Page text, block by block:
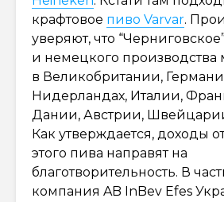
крафтовое пиво Varvar.
уверяют, что
и немецкого производства
в Великобритании,
Нидерландах, Италии,
Дании, Австрии,
Как утверждается, доходы
этого пива направят на
благотворительность. В
компания AB InBev Efes